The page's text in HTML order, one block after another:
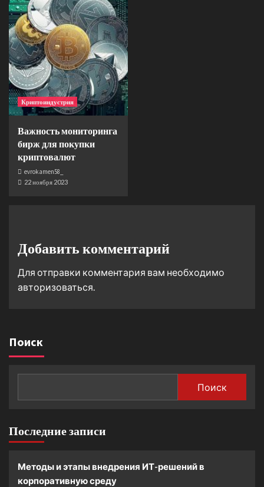
Криптоиндустрия
Важность мониторинга
бирж для покупки
криптовалют
evrokamen58_
22 ноября 2023
Добавить комментарий
Для отправки комментария вам необходимо
авторизоваться.
Поиск
Поиск
Последние записи
Методы и этапы внедрения ИТ-решений в
корпоративную среду